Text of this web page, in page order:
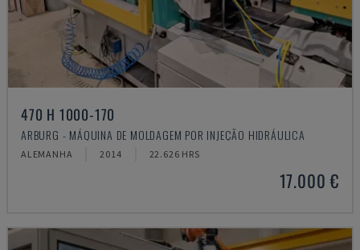
470 H 1000-170
ARBURG - MÁQUINA DE MOLDAGEM POR INJEÇÃO HIDRÁULICA
ALEMANHA 2014 22.626 HRS
17.000 €